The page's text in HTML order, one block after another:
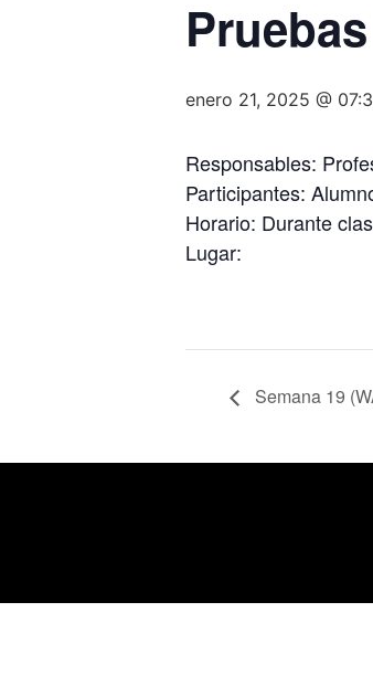
enero 21, 2025 @
Responsables:
Participantes:
Horario: Durante
Lugar:
Semana 19